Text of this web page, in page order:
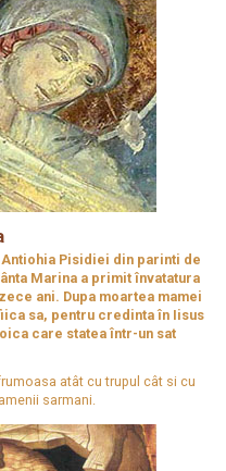
Pisidiei din parinti de
Marina a primit învatatura
ani. Dupa moartea mamei
sa, pentru credinta în Iisus
care statea într-un sat
atât cu trupul cât si cu
sarmani.